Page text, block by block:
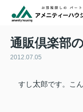
通販倶楽部
2012.07.05
すし太郎です。こ